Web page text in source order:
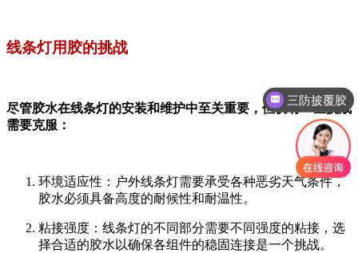
三防披覆胶
线条灯用胶的挑战
尽管胶水在线条灯的安装和维护中至关重要，但仍有一些挑战
需要克服：
环境适应性：户外线条灯需要承受各种恶劣天气条件，
胶水必须具备高度的耐候性和耐温性。
粘接强度：线条灯的不同部分需要不同强度的粘接，选
择合适的胶水以确保各组件的稳固连接是一个挑战。